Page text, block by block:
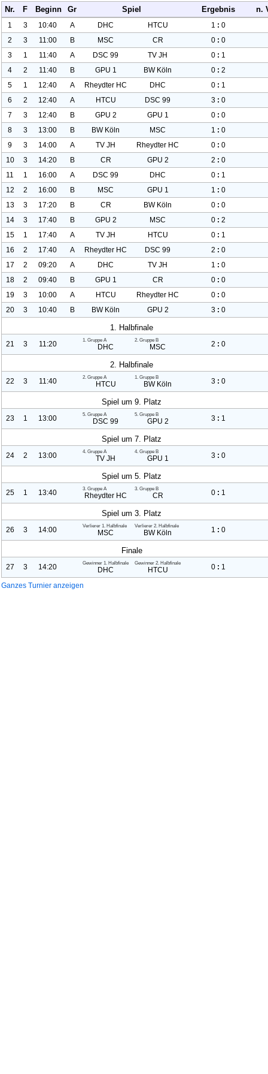
Nr. F Beginn Gr Spiel Ergebnis n.
1 3 10:40 A DHC HTCU 1 : 0
2
3 11:00 B MSC CR 0 : 0
3
1 11:40 A DSC 99 TV JH 0 : 1
4
2 11:40 B GPU 1 BW Köln 0 : 2
5
1 12:40 A Rheydter HC DHC 0 : 1
6
2 12:40 A HTCU DSC 99 3 : 0
7
3 12:40 B GPU 2 GPU 1 0 : 0
8
3 13:00 B BW Köln MSC 1 : 0
9
3 14:00 A TV JH Rheydter HC 0 : 0
10
3 14:20 B CR GPU 2 2 : 0
11
1 16:00 A DSC 99 DHC 0 : 1
12
2 16:00 B MSC GPU 1 1 : 0
13
3 17:20 B CR BW Köln 0 : 0
14
3 17:40 B GPU 2 MSC 0 : 2
15
1 17:40 A TV JH HTCU 0 : 1
16
2 17:40 A Rheydter HC DSC 99 2 : 0
17
2 09:20 A DHC TV JH 1 : 0
18
2 09:40 B GPU 1 CR 0 : 0
19
3 10:00 A HTCU Rheydter HC 0 : 0
20
3 10:40 B BW Köln GPU 2 3 : 0
1. Halbfinale
21 3 11:20 1. Gruppe A
DHC
2. Gruppe B
MSC 2 : 0
2. Halbfinale
22 3 11:40 2. Gruppe A
HTCU
1. Gruppe B
BW Köln 3 : 0
Spiel um 9. Platz
23 1 13:00 5. Gruppe A
DSC 99
5. Gruppe B
GPU 2 3 : 1
Spiel um 7. Platz
24 2 13:00 4. Gruppe A
TV JH
4. Gruppe B
GPU 1 3 : 0
Spiel um 5. Platz
25 1 13:40 3. Gruppe A
Rheydter HC
3. Gruppe B
CR 0 : 1
Spiel um 3. Platz
26 3 14:00 Verlierer 1. Halbfinale
MSC
Verlierer 2. Halbfinale
BW Köln 1 : 0
Finale
27 3 14:20 Gewinner 1. Halbfinale
DHC
Gewinner 2. Halbfinale
HTCU 0 : 1
Ganzes Turnier anzeigen